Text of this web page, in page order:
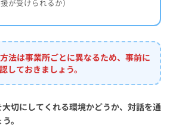
が受けられるか）
法は事業所ごとに異なるため、事前に
しておきましょう。
切にしてくれる環境かどうか、対話を通
。